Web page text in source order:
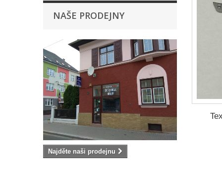
NAŠE PRODEJNY
Najděte naši prodejnu